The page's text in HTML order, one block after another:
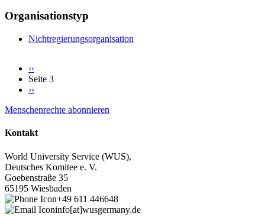
Organisationstyp
Nichtregierungsorganisation
Seitennummerierung
Vorherige
Seite
‹‹
Seite 3
Nächste
››
Menschenrechte abonnieren
Kontakt
World University Service (WUS),
Deutsches Komitee e. V.
Goebenstraße 35
65195 Wiesbaden
+49 611 446648
info[at]wusgermany.de